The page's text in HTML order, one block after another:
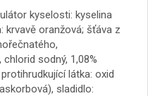
kyselosti: kyselina
krvavě oranžová; šťáva z
sodný, 1,08%
látka: oxid
sladidlo: